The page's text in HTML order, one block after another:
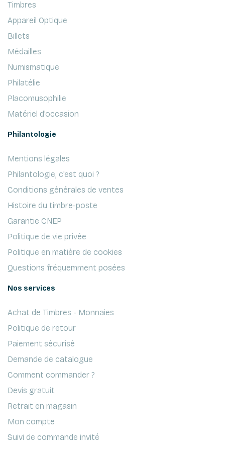
Timbres
Appareil Optique
Billets
Médailles
Numismatique
Philatélie
Placomusophilie
Matériel d'occasion
Philantologie
Mentions légales
Philantologie, c'est quoi ?
Conditions générales de ventes
Histoire du timbre-poste
Garantie CNEP
Politique de vie privée
Politique en matière de cookies
Questions fréquemment posées
Nos services
Achat de Timbres - Monnaies
Politique de retour
Paiement sécurisé
Demande de catalogue
Comment commander ?
Devis gratuit
Retrait en magasin
Mon compte
Suivi de commande invité